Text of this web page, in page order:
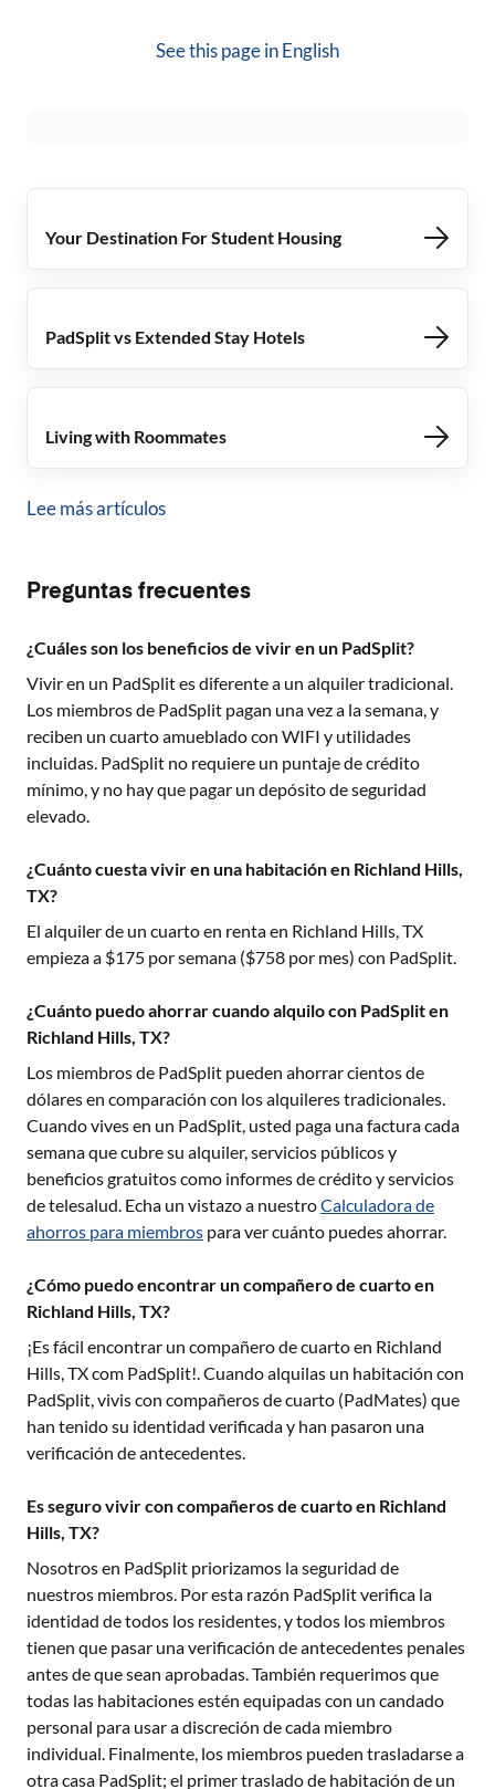
See this page inEnglish
Your Destination For Student Housing
PadSplit vs Extended Stay Hotels
Living with Roommates
Lee más artículos
Preguntas frecuentes
¿Cuáles son los beneficios de vivir en un PadSplit?
Vivir en un PadSplit es diferente a un alquiler tradicional.
Los miembros de PadSplit pagan una vez a la semana, y
reciben un cuarto amueblado con WIFI y utilidades
incluidas. PadSplit no requiere un puntaje de crédito
mínimo, y no hay que pagar un depósito de seguridad
elevado.
¿Cuánto cuesta vivir en una habitación en Richland Hills,
TX?
El alquiler de un cuarto en renta en Richland Hills, TX
empieza a $175 por semana ($758 por mes) con PadSplit.
¿Cuánto puedo ahorrar cuando alquilo con PadSplit en
Richland Hills, TX?
Los miembros de PadSplit pueden ahorrar cientos de
dólares en comparación con los alquileres tradicionales.
Cuando vives en un PadSplit, usted paga una factura cada
semana que cubre su alquiler, servicios públicos y
beneficios gratuitos como informes de crédito y servicios
de telesalud. Echa un vistazo a nuestroCalculadora de
ahorros para miembros para ver cuánto puedes ahorrar.
¿Cómo puedo encontrar un compañero de cuarto en
Richland Hills, TX?
¡Es fácil encontrar un compañero de cuarto en Richland
Hills, TXcom PadSplit!. Cuando alquilas un habitación con
PadSplit, vivis con compañeros de cuarto (PadMates) que
han tenido su identidad verificada y han pasaron una
verificación de antecedentes.
Es seguro vivir con compañeros de cuarto en Richland
Hills, TX?
Nosotros en PadSplit priorizamos la seguridad de
nuestros miembros. Por esta razón PadSplit verifica la
identidad de todos los residentes, y todos los miembros
tienen que pasar una verificación de antecedentes penales
antes de que sean aprobadas. También requerimos que
todas las habitaciones estén equipadas con un candado
personal para usar a discreción de cada miembro
individual. Finalmente, los miembros pueden trasladarse a
otra casa PadSplit; el primer traslado de habitación de un